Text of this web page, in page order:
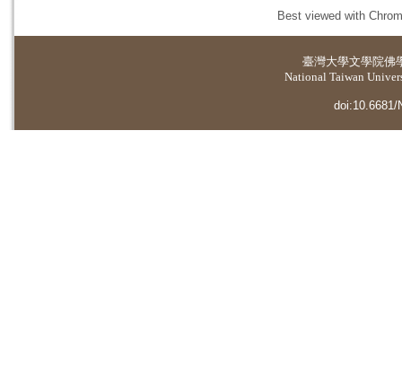
Best viewed with
臺灣大學文學院佛
National Taiwan
doi:10.6681/